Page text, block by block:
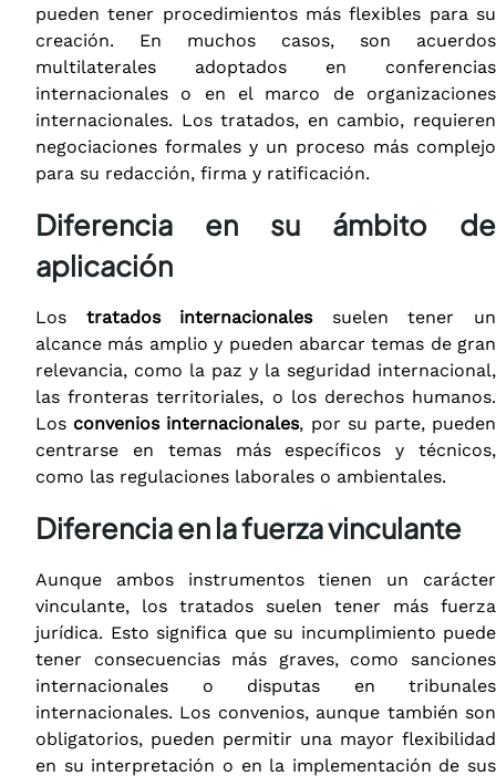
pueden tener procedimientos más flexibles para su
creación. En muchos casos, son acuerdos
multilaterales adoptados en conferencias
internacionales o en el marco de organizaciones
internacionales. Los tratados, en cambio, requieren
negociaciones formales y un proceso más complejo
para su redacción, firma y ratificación.
Diferencia en su ámbito de
aplicación
Los tratados internacionalessuelen tener un
alcance más amplio y pueden abarcar temas de gran
relevancia, como la paz y la seguridad internacional,
las fronteras territoriales, o los derechos humanos.
Los convenios internacionales, por su parte, pueden
centrarse en temas más específicos y técnicos,
como las regulaciones laborales o ambientales.
Diferencia en la fuerza vinculante
Aunque ambos instrumentos tienen un carácter
vinculante, los tratados suelen tener más fuerza
jurídica. Esto significa que su incumplimiento puede
tener consecuencias más graves, como sanciones
internacionales o disputas en tribunales
internacionales. Los convenios, aunque también son
obligatorios, pueden permitir una mayor flexibilidad
en su interpretación o en la implementación de sus